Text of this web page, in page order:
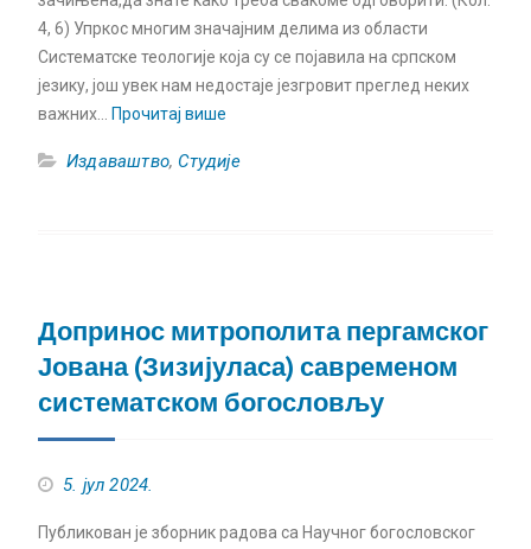
4, 6) Упркос многим значајним делима из области
Систематске теологије која су се појавила на српском
језику, још увек нам недостаје језгровит преглед неких
важних…
Прочитај више
Издаваштво, Студије
Допринос митрополита пергамског
Јована (Зизијуласа) савременом
систематском богословљу
5. јул 2024.
Публикован је зборник радова са Научног богословског